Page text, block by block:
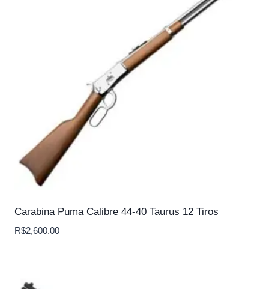
Carabina Puma Calibre 44-40 Taurus 12 Tiros
R$2,600.00